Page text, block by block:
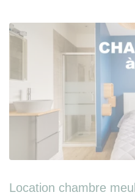
Location chambre